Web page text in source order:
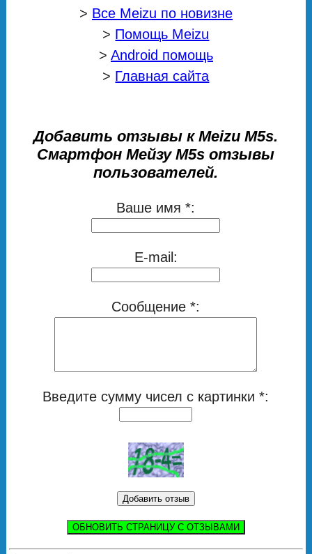
> Все Meizu по новизне
> Помощь Meizu
> Android помощь
> Главная сайта
Добавить отзывы к Meizu M5s.
Смартфон Мейзу М5s отзывы
пользователей.
Ваше имя *:
E-mail:
Сообщение *:
Введите сумму чисел с картинки *:
ОБНОВИТЬ СТРАНИЦУ С ОТЗЫВАМИ